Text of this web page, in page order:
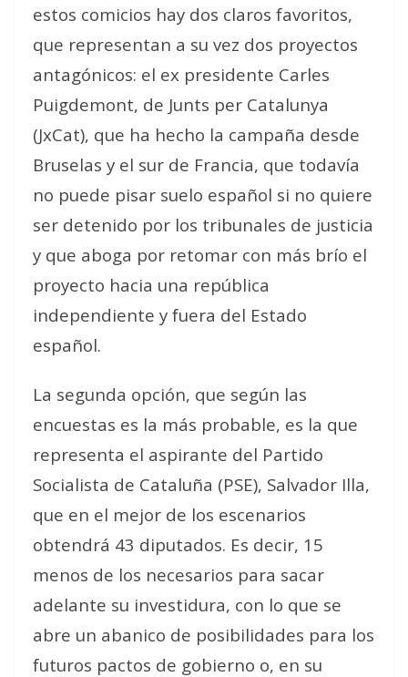
estos comicios hay dos claros favoritos,
que representan a su vez dos proyectos
antagónicos: el ex presidente Carles
Puigdemont, de Junts per Catalunya
(JxCat), que ha hecho la campaña desde
Bruselas y el sur de Francia, que todavía
no puede pisar suelo español si no quiere
ser detenido por los tribunales de justicia
y que aboga por retomar con más brío el
proyecto hacia una república
independiente y fuera del Estado
español.
La segunda opción, que según las
encuestas es la más probable, es la que
representa el aspirante del Partido
Socialista de Cataluña (PSE), Salvador Illa,
que en el mejor de los escenarios
obtendrá 43 diputados. Es decir, 15
menos de los necesarios para sacar
adelante su investidura, con lo que se
abre un abanico de posibilidades para los
futuros pactos de gobierno o, en su